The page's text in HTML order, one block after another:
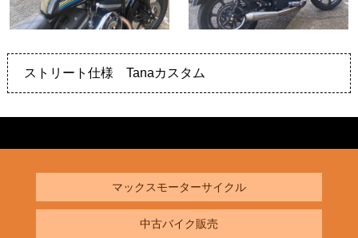
ストリート仕様 Tanaカスタム
マックスモーターサイクル
中古バイク販売